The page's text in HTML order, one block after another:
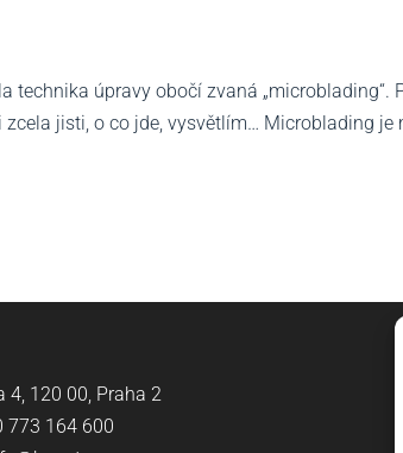
technika úpravy obočí zvaná „microblading“.
jisti, o co jde, vysvětlím… Microblading je
4, 120 00, Praha 2
773 164 600